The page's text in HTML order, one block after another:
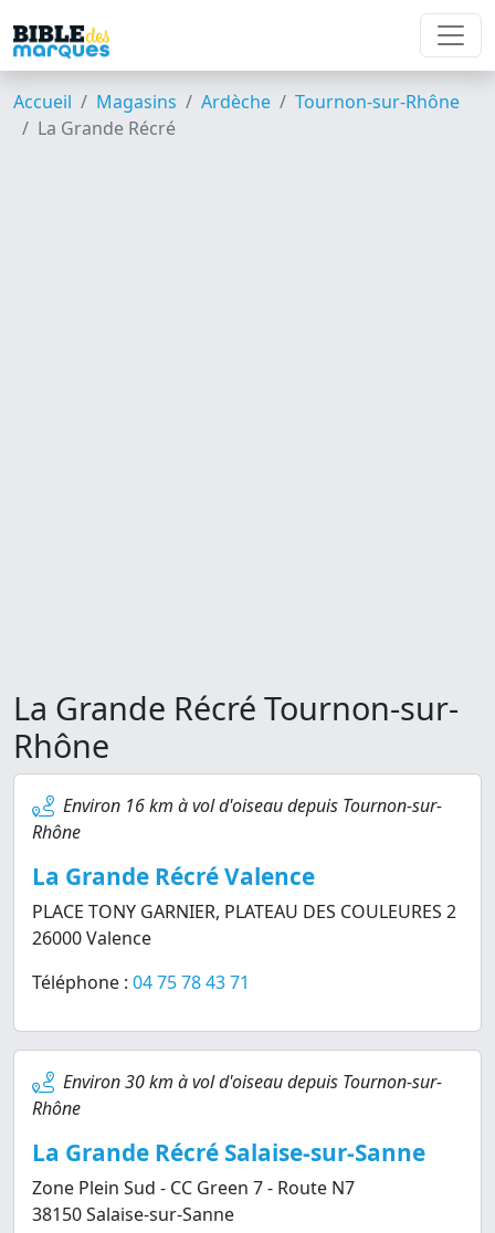
Accueil Magasins Ardèche
Tournon-sur-Rhône
La Grande Récré
La Grande Récré Tournon-sur-
Rhône
Environ 16 km à vol d'oiseau depuis Tournon-sur-
Rhône
La Grande Récré Valence
PLACE TONY GARNIER, PLATEAU DES COULEURES 2
26000 Valence
Téléphone : 04 75 78 43 71
Environ 30 km à vol d'oiseau depuis Tournon-sur-
Rhône
La Grande Récré Salaise-sur-Sanne
Zone Plein Sud - CC Green 7 - Route N7
38150 Salaise-sur-Sanne